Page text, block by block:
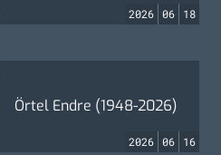
2026 06 18
Örtel Endre (1948-2026)
2026 06 16